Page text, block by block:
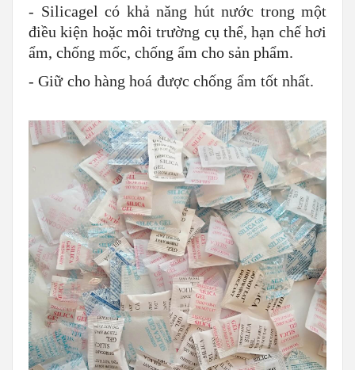
- Silicagel có khả năng hút nước trong một
điều kiện hoặc môi trường cụ thể, hạn chế hơi
ẩm, chống mốc, chống ẩm cho sản phẩm.
- Giữ cho hàng hoá được chống ẩm tốt nhất.